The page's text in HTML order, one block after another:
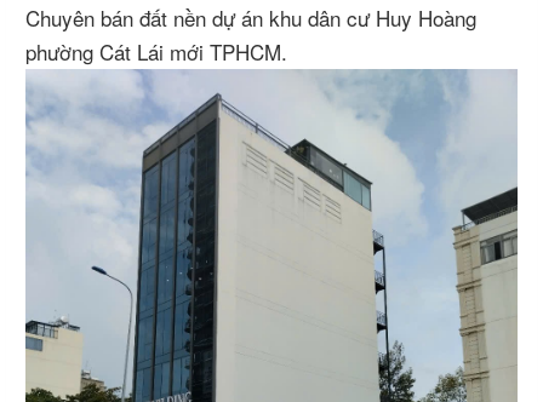
Chuyên bán đất nền dự án khu dân cư Huy Hoàng
phường Cát Lái mới TPHCM.